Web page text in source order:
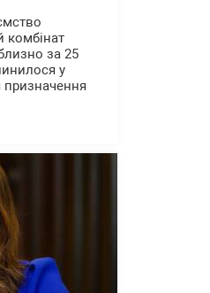
комбінат
за 25
у
призначення